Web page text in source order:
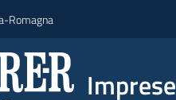
Romagna
Imprese